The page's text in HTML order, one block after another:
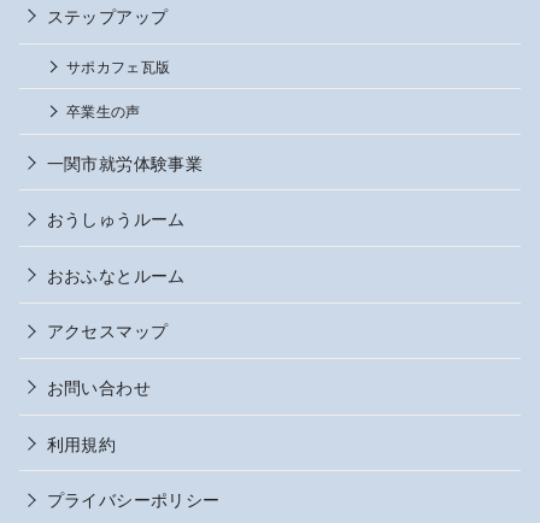
ステップアップ
サポカフェ瓦版
卒業生の声
一関市就労体験事業
おうしゅうルーム
おおふなとルーム
アクセスマップ
お問い合わせ
利用規約
プライバシーポリシー